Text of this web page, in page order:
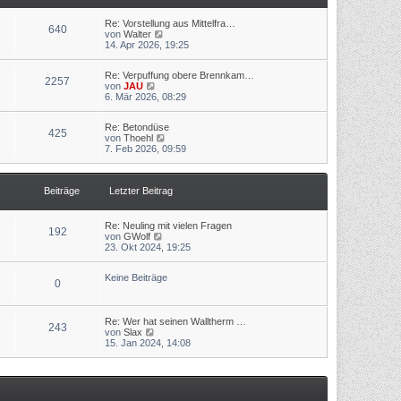
r
a
r
B
i
r
a
640
Re: Vorstellung aus Mittelfra…
von Walter
e
s
e
e
i
t
r
a
14. Apr 2026, 19:25
2257
Re: Verpuffung obere Brennkam…
von JAU
e
s
t
e
B
i
r
a
g
6. Mär 2026, 08:29
425
Re: Betondüse
von Thoehl
e
t
r
B
i
r
a
7. Feb 2026, 09:59
Beiträge Letzter Beitrag
192
Re: Neuling mit vielen Fragen
von GWolf
e
s
B
a
23. Okt 2024, 19:25
0 Keine Beiträge
243
Re: Wer hat seinen Walltherm …
von Slax
e
s
15. Jan 2024, 14:08